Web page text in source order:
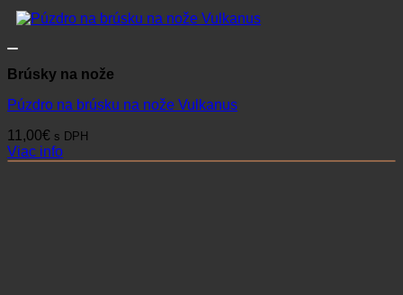
Brúsky na nože
Púzdro na brúsku na nože Vulkanus
11,00€ s DPH
Viac info